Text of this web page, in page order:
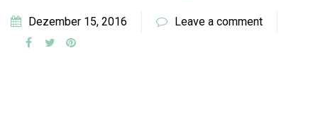
Dezember 15, 2016 Leave a comment